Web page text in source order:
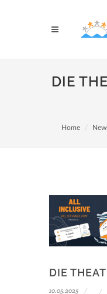
DIE
Home
DIE
10.05.2025